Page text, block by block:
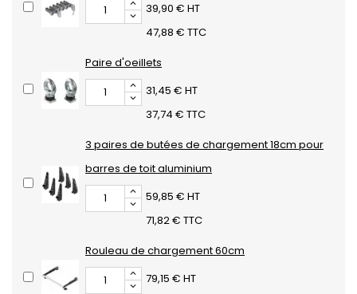
39,90 € HT
47,88 € TTC
Paire d'oeillets
31,45 € HT
37,74 € TTC
3 paires de butées de chargement 18cm pour
barres de toit aluminium
59,85 € HT
71,82 € TTC
Rouleau de chargement 60cm
79,15 € HT